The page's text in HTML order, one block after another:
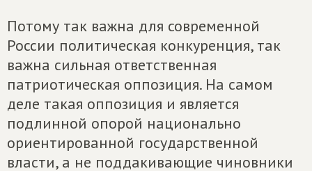
Потому так важна для современной
России политическая конкуренция, так
важна сильная ответственная
патриотическая оппозиция. На самом
деле такая оппозиция и является
подлинной опорой национально
ориентированной государственной
власти, а не поддакивающие чиновники